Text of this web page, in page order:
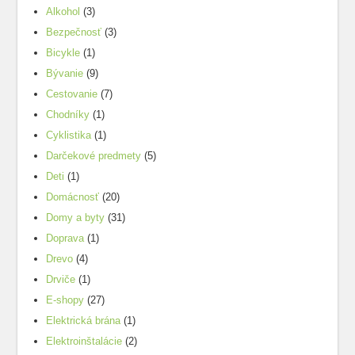
Alkohol (3)
Bezpečnosť (3)
Bicykle (1)
Bývanie (9)
Cestovanie (7)
Chodníky (1)
Cyklistika(1)
Darčekové predmety (5)
Deti (1)
Domácnosť (20)
Domy a byty (31)
Doprava(1)
Drevo (4)
Drviče (1)
E-shopy (27)
Elektrická brána(1)
Elektroinštalácie (2)